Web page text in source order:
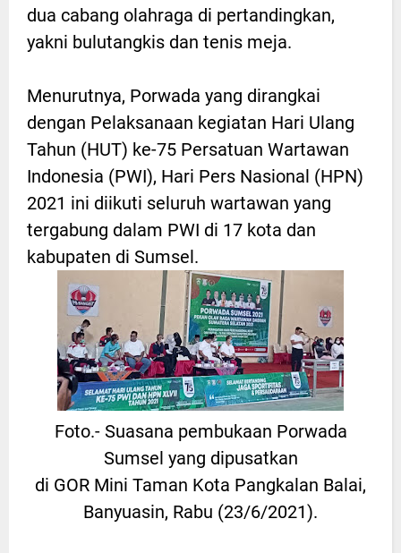
dua cabang olahraga di pertandingkan,
yakni bulutangkis dan tenis meja.
Menurutnya, Porwada yang dirangkai
dengan Pelaksanaan kegiatan Hari Ulang
Tahun (HUT) ke-75 Persatuan Wartawan
Indonesia (PWI), Hari Pers Nasional (HPN)
2021 ini diikuti seluruh wartawan yang
tergabung dalam PWI di 17 kota dan
kabupaten di Sumsel.
Foto.- Suasana pembukaan Porwada
Sumsel yang dipusatkan
di GOR Mini Taman Kota Pangkalan Balai,
Banyuasin, Rabu (23/6/2021).